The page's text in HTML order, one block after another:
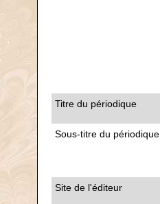
Titre du périodique
Sous-titre du périodique
Site de l'éditeur